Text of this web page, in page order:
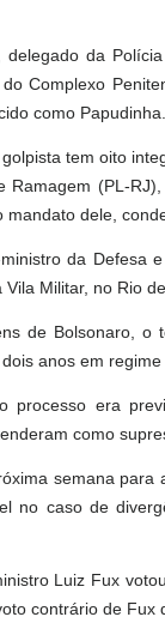
delegado da
Complexo
como Papudinha.
tem oito
Ramagem (PL-
dele,
da Defesa
Vila Militar, no Rio
de Bolsonaro, o
anos em regime
processo era
como
semana
no caso de
Luiz Fux
contrário de Fux